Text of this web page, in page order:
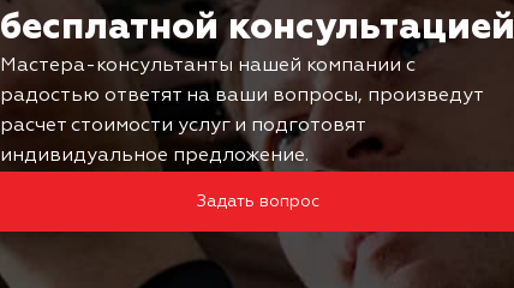
бесплатной консультацией
Мастера-консультанты нашей компании с
радостью ответят на ваши вопросы, произведут
расчет стоимости услуг и подготовят
индивидуальное предложение.
Задать вопрос